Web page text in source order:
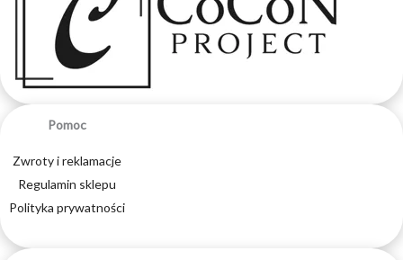
Pomoc
Zwroty i reklamacje
Regulamin sklepu
Polityka prywatności